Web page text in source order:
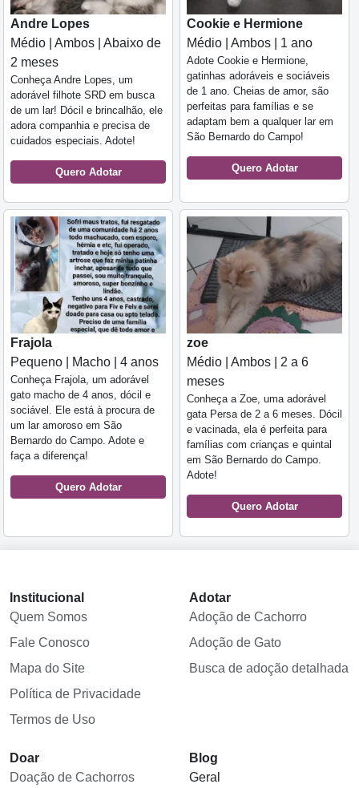
Andre Lopes
Médio | Ambos | Abaixo de
2 meses
Conheça Andre Lopes, um
adorável filhote SRD em busca
de um lar! Dócil e brincalhão, ele
adora companhia e precisa de
cuidados especiais. Adote!
Quero Adotar
Cookie e Hermione
Médio | Ambos | 1 ano
Adote Cookie e Hermione,
gatinhas adoráveis e sociáveis
de 1 ano. Cheias de amor, são
perfeitas para famílias e se
adaptam bem a qualquer lar em
São Bernardo do Campo!
Quero Adotar
Frajola
Pequeno | Macho | 4 anos
Conheça Frajola, um adorável
gato macho de 4 anos, dócil e
sociável. Ele está à procura de
um lar amoroso em São
Bernardo do Campo. Adote e
faça a diferença!
Quero Adotar
zoe
Médio | Ambos | 2 a 6
meses
Conheça a Zoe, uma adorável
gata Persa de 2 a 6 meses. Dócil
e vacinada, ela é perfeita para
famílias com crianças e quintal
em São Bernardo do Campo.
Adote!
Quero Adotar
Institucional
Quem Somos
Fale Conosco
Mapa do Site
Política de Privacidade
Termos de Uso
Adotar
Adoção de Cachorro
Adoção de Gato
Busca de adoção detalhada
Doar
Doação de Cachorros
Blog
Geral